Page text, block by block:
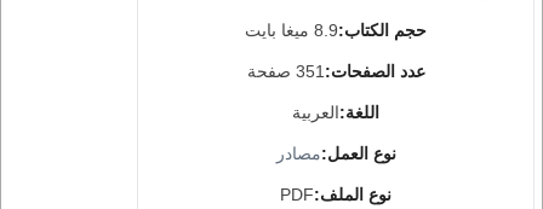
حجم الكتاب:8.9 ميغا بايت
عدد الصفحات: 351 صفحة
اللغة:العربية
نوع العمل:مصادر
نوع الملف:PDF